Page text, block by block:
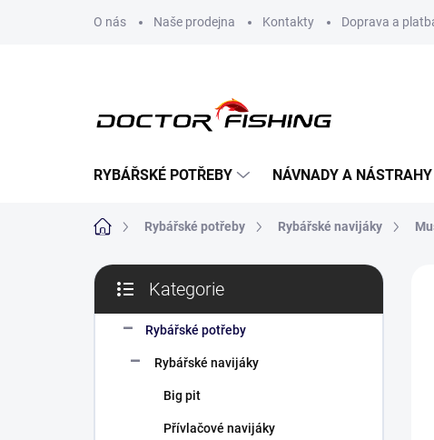
O nás Naše prodejna Kontakty Doprava a
RYBÁŘSKÉ POTŘEBY NÁVNADY A NÁSTRAHY
Domů Rybářské potřeby Rybářské navijáky
P
s
kategorie
Kategorie
Rybářské potřeby
Rybářské navijáky
Big pit
Přívlačové navijáky